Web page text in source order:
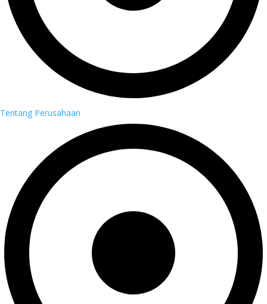
Tentang Perusahaan